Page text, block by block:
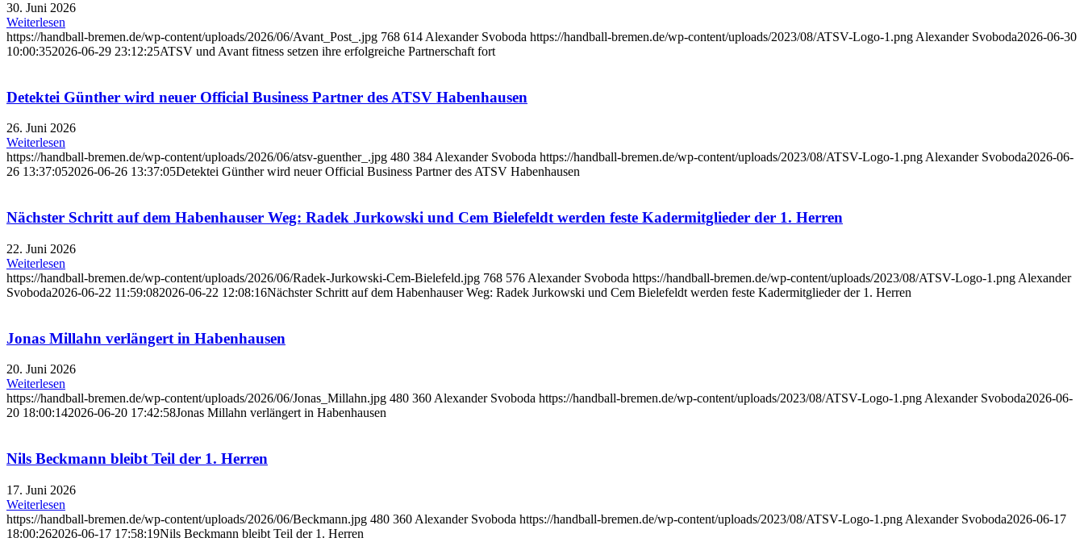
30. Juni 2026
Weiterlesen
https://handball-bremen.de/wp-content/uploads/2026/06/Avant_Post_.jpg 768 614 Alexander Svoboda https://handball-bremen.de/wp-content/uploads/2023/08/ATSV-Logo-1.png Alexander Svoboda2026-06-30
10:00:352026-06-29 23:12:25ATSV und Avant fitness setzen ihre erfolgreiche Partnerschaft fort
Detektei Günther wird neuer Official Business Partner des ATSV Habenhausen
26. Juni 2026
Weiterlesen
https://handball-bremen.de/wp-content/uploads/2026/06/atsv-guenther_.jpg 480 384Alexander Svoboda https://handball-bremen.de/wp-content/uploads/2023/08/ATSV-Logo-1.pngAlexander Svoboda2026-06-
26 13:37:052026-06-26 13:37:05Detektei Günther wird neuer Official Business Partner des ATSV Habenhausen
Nächster Schritt auf dem Habenhauser Weg: Radek Jurkowski und Cem Bielefeldt werden feste Kadermitglieder der 1. Herren
22. Juni 2026
Weiterlesen
https://handball-bremen.de/wp-content/uploads/2026/06/Radek-Jurkowski-Cem-Bielefeld.jpg 768 576 Alexander Svoboda https://handball-bremen.de/wp-content/uploads/2023/08/ATSV-Logo-1.png Alexander
Svoboda2026-06-22 11:59:082026-06-22 12:08:16Nächster Schritt auf dem Habenhauser Weg: Radek Jurkowski und Cem Bielefeldt werden feste Kadermitglieder der 1. Herren
Jonas Millahn verlängert in Habenhausen
20. Juni 2026
Weiterlesen
https://handball-bremen.de/wp-content/uploads/2026/06/Jonas_Millahn.jpg 480 360 Alexander Svoboda https://handball-bremen.de/wp-content/uploads/2023/08/ATSV-Logo-1.png Alexander Svoboda2026-06-
20 18:00:142026-06-20 17:42:58Jonas Millahn verlängert in Habenhausen
Nils Beckmann bleibt Teil der 1. Herren
17. Juni 2026
Weiterlesen
https://handball-bremen.de/wp-content/uploads/2026/06/Beckmann.jpg 480 360 Alexander Svoboda https://handball-bremen.de/wp-content/uploads/2023/08/ATSV-Logo-1.png Alexander Svoboda2026-06-17
18:00:262026-06-17 17:58:19Nils Beckmann bleibt Teil der 1. Herren